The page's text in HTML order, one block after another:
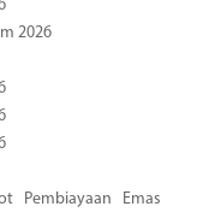
2026
Pembiayaan Emas